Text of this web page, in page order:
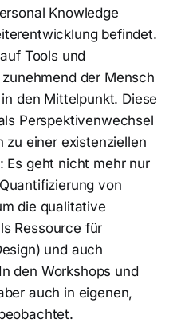
Knowledge
befindet.
Tools und
der Mensch
den Mittelpunkt. Diese
Perspektivenwechsel
zu einer existenziellen
Es geht nicht mehr nur
von
die qualitative
Ressource für
und auch
den Workshops und
auch in eigenen,